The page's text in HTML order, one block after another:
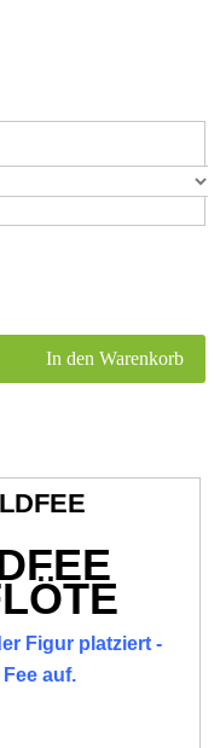
In den Warenkorb
Figur platziert -
auf.